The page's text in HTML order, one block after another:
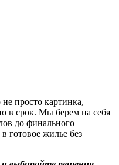
просто картинка,
в срок. Мы берем на себя
до финального
готовое жилье без